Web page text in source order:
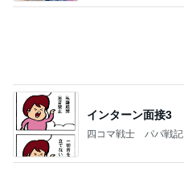
インターン面接3
四コマ戦士 パパ戦記